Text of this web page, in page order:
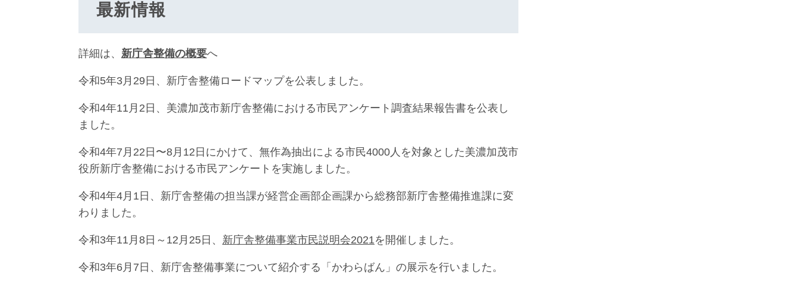
最新情報
詳細は、 新庁舎整備の概要へ
令和5年3月29日、新庁舎整備ロードマップを公表しました。
令和4年11月2日、美濃加茂市新庁舎整備における市民アンケート調査結果報告書を公表し
ました。
令和4年7月22日〜8月12日にかけて、無作為抽出による市民4000人を対象とした美濃加茂市
役所新庁舎整備における市民アンケートを実施しました。
令和4年4月1日、新庁舎整備の担当課が経営企画部企画課から総務部新庁舎整備推進課に変
わりました。
令和3年11月8日～12月25日、 新庁舎整備事業市民説明会2021を開催しました。
令和3年6月7日、新庁舎整備事業について紹介する「かわらばん」の展示を行いました。